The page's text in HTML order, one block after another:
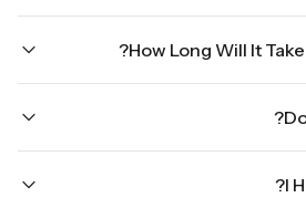
How Long Will It
Orders placed Friday afternoon
will be shipped on the next
the holidays. Standard shipping
I